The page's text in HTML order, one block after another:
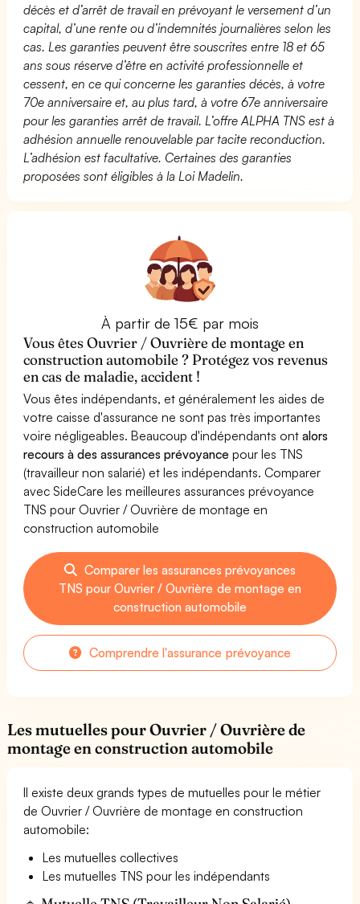
décès et d’arrêt de travail en prévoyant le versement d’un
capital, d’une rente ou d’indemnités journalières selon les
cas. Les garanties peuvent être souscrites entre 18 et 65
ans sous réserve d’être en activité professionnelle et
cessent, en ce qui concerne les garanties décès, à votre
70e anniversaire et, au plus tard, à votre 67e anniversaire
pour les garanties arrêt de travail. L’offre ALPHA TNS est à
adhésion annuelle renouvelable par tacite reconduction.
L’adhésion est facultative. Certaines des garanties
proposées sont éligibles à la Loi Madelin.
À partir de 15€ par mois
Vous êtes Ouvrier / Ouvrière de montage en
construction automobile ? Protégez vos revenus
en cas de maladie, accident !
Vous êtes indépendants, et généralement les aides de
votre caisse d'assurance ne sont pas très importantes
voire négligeables. Beaucoup d'indépendants ontalors
recours à des assurances prévoyance pour les TNS
(travailleur non salarié) et les indépendants. Comparer
avec SideCare les meilleures assurances prévoyance
TNS pour Ouvrier / Ouvrière de montage en
construction automobile
Comparer les assurances prévoyances
TNS pour Ouvrier / Ouvrière de montage en
construction automobile
Comprendre l'assurance prévoyance
Les mutuelles pour Ouvrier / Ouvrière de
montage en construction automobile
Il existe deux grands types de mutuelles pour le métier
de Ouvrier / Ouvrière de montage en construction
automobile:
Les mutuelles collectives
Les mutuelles TNS pour les indépendants